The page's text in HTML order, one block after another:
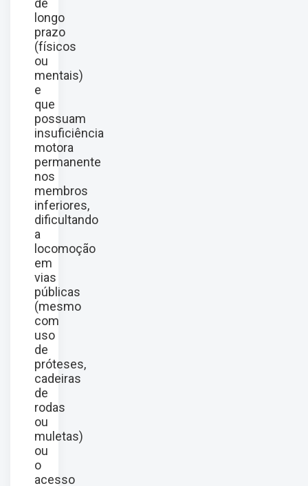
longo
prazo
(físicos
ou
mentais)
e
que
possuam
insuficiência
motora
permanente
nos
membros
inferiores,
dificultando
a
locomoção
em
vias
públicas
(mesmo
com
uso
de
próteses,
cadeiras
de
rodas
ou
muletas)
ou
o
acesso